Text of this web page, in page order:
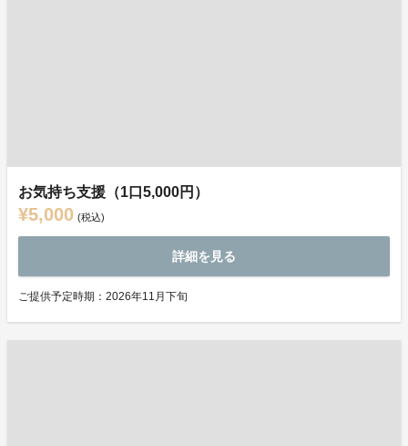
お気持ち支援（1口5,000円）
¥5,000 (税込)
詳細を見る
ご提供予定時期：2026年11月下旬